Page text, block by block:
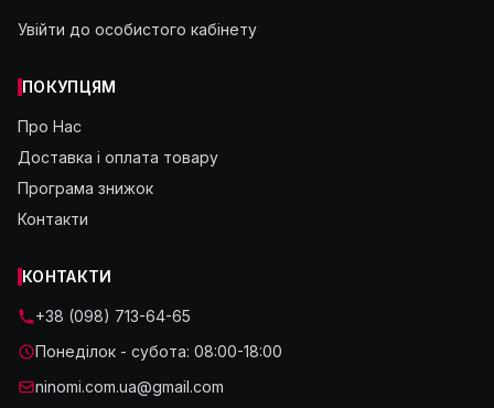
Увійти до особистого кабінету
ПОКУПЦЯМ
Про Нас
Доставка і оплата товару
Програма знижок
Контакти
КОНТАКТИ
+38 (098) 713-64-65
Понеділок - субота: 08:00-18:00
ninomi.com.ua@gmail.com